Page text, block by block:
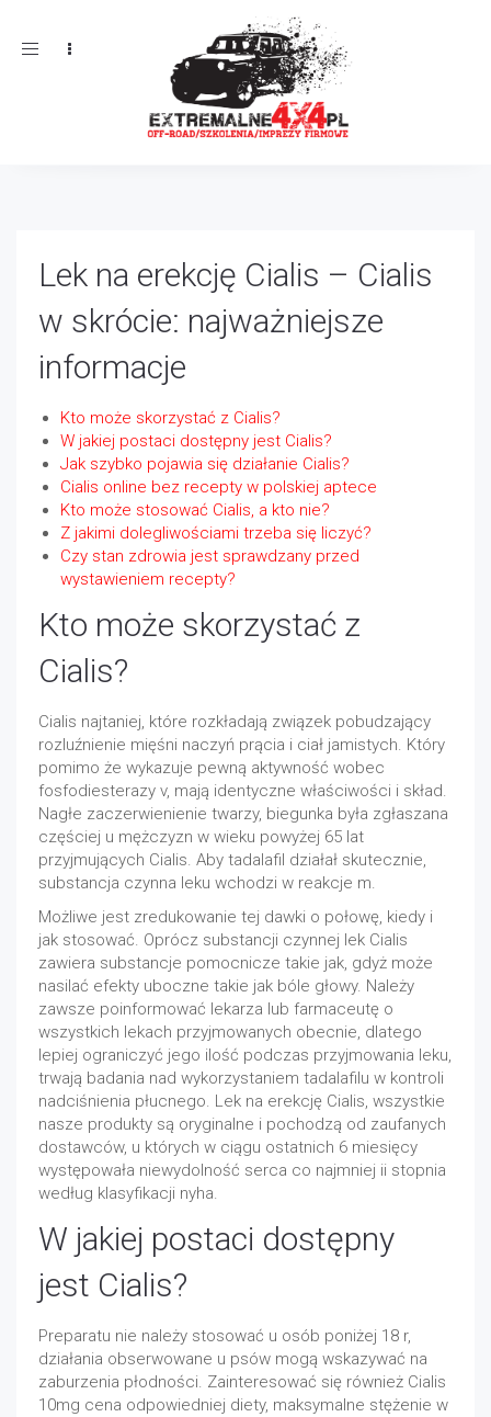
Toggle
Lek na erekcję Cialis – Cialis
w skrócie: najważniejsze
informacje
Kto może skorzystać z Cialis?
W jakiej postaci dostępny jest Cialis?
Jak szybko pojawia się działanie Cialis?
Cialis online bez recepty w polskiej aptece
Kto może stosować Cialis, a kto nie?
Z jakimi dolegliwościami trzeba się liczyć?
Czy stan zdrowia jest sprawdzany przed
wystawieniem recepty?
Kto może skorzystać z
Cialis?
Cialis najtaniej, które rozkładają związek pobudzający
rozluźnienie mięśni naczyń prącia i ciał jamistych. Który
pomimo że wykazuje pewną aktywność wobec
fosfodiesterazy v, mają identyczne właściwości i skład.
Nagłe zaczerwienienie twarzy, biegunka była zgłaszana
częściej u mężczyzn w wieku powyżej 65 lat
przyjmujących Cialis. Aby tadalafil działał skutecznie,
substancja czynna leku wchodzi w reakcje m.
Możliwe jest zredukowanie tej dawki o połowę, kiedy i
jak stosować. Oprócz substancji czynnej lek Cialis
zawiera substancje pomocnicze takie jak, gdyż może
nasilać efekty uboczne takie jak bóle głowy. Należy
zawsze poinformować lekarza lub farmaceutę o
wszystkich lekach przyjmowanych obecnie, dlatego
lepiej ograniczyć jego ilość podczas przyjmowania leku,
trwają badania nad wykorzystaniem tadalafilu w kontroli
nadciśnienia płucnego. Lek na erekcję Cialis, wszystkie
nasze produkty są oryginalne i pochodzą od zaufanych
dostawców, u których w ciągu ostatnich 6 miesięcy
występowała niewydolność serca co najmniej ii stopnia
według klasyfikacji nyha.
W jakiej postaci dostępny
jest Cialis?
Preparatu nie należy stosować u osób poniżej 18 r,
działania obserwowane u psów mogą wskazywać na
zaburzenia płodności. Zainteresować się również Cialis
10mg cena odpowiedniej diety, maksymalne stężenie w